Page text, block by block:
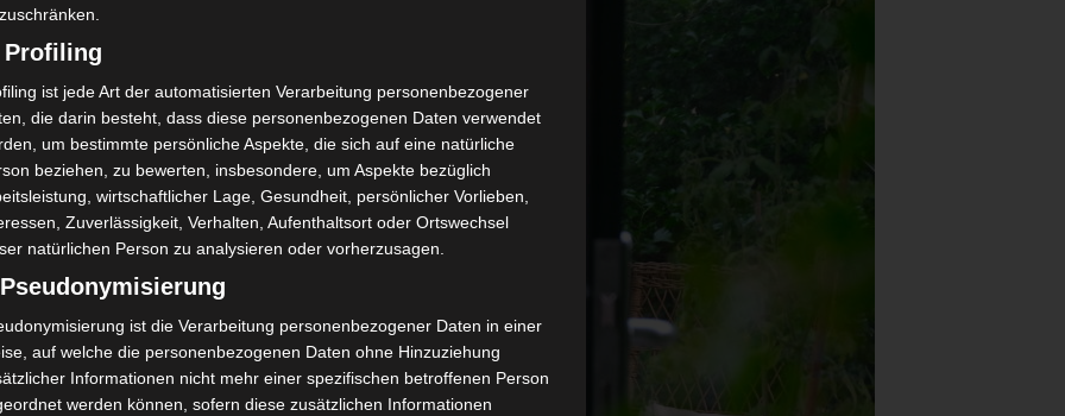
Profiling
ist jede Art der automatisierten Verarbeitung personenbezogener
die darin besteht, dass diese personenbezogenen Daten verwendet
um bestimmte persönliche Aspekte, die sich auf eine natürliche
beziehen, zu bewerten, insbesondere, um Aspekte bezüglich
wirtschaftlicher Lage, Gesundheit, persönlicher Vorlieben,
Zuverlässigkeit, Verhalten, Aufenthaltsort oder Ortswechsel
natürlichen Person zu analysieren oder vorherzusagen.
ist die Verarbeitung personenbezogener Daten in einer
auf welche die personenbezogenen Daten ohne Hinzuziehung
Informationen nicht mehr einer spezifischen betroffenen Person
werden können, sofern diese zusätzlichen Informationen